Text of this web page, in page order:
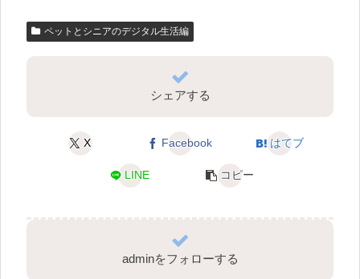
ペットとシニアのデジタル生活編
シェアする
X Facebook はてブ
LINE コピー
adminをフォローする